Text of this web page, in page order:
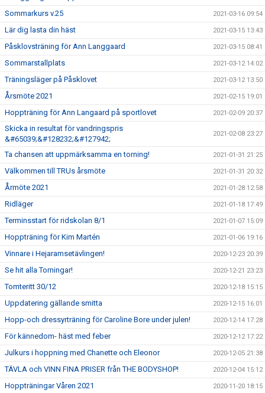
Sommarkurs v.25 2021-03-16 09:54
Lär dig lasta din häst 2021-03-15 13:43
Påsklovsträning för Ann Langgaard 2021-03-15 08:41
Sommarstallplats 2021-03-12 14:02
Träningsläger på Påsklovet 2021-03-12 13:50
Årsmöte 2021 2021-02-15 19:01
Hoppträning för Ann Langaard på sportlovet 2021-02-09 20:37
Skicka in resultat för vandringspris
&#65039;&#128232;&#127942;
2021-02-08 23:27
Ta chansen att uppmärksamma en torning! 2021-01-31 21:25
Välkommen till TRUs årsmöte 2021-01-31 20:32
Årmöte 2021 2021-01-28 12:58
Ridläger 2021-01-18 17:49
Terminsstart för ridskolan 8/1 2021-01-07 15:09
Hoppträning för Kim Martén 2021-01-06 19:16
Vinnare i Hejaramsetävlingen! 2020-12-23 20:39
Se hit alla Torningar! 2020-12-21 23:23
Tomteritt 30/12 2020-12-18 15:15
Uppdatering gällande smitta 2020-12-15 16:01
Hopp-och dressyrträning för Caroline Bore under julen! 2020-12-14 17:28
För kännedom- häst med feber 2020-12-12 17:22
Julkurs i hoppning med Chanette och Eleonor 2020-12-05 21:38
TÄVLA och VINN FINA PRISER från THE BODYSHOP! 2020-12-04 15:12
Hoppträningar Våren 2021 2020-11-20 18:15